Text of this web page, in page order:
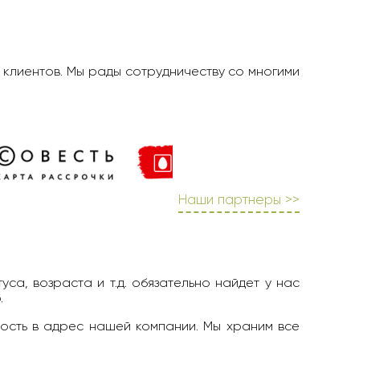
Мы рады сотрудничеству со многими
Наши партнеры >>
возраста и т.д. обязательно найдет у нас
в адрес нашей компании. Мы храним все